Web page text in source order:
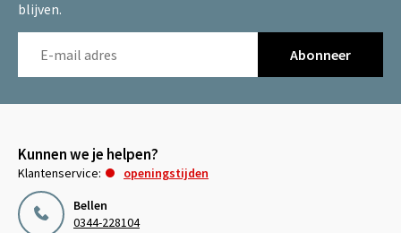
blijven.
Abonneer
Kunnen we je helpen?
Klantenservice:
openingstijden
Bellen
0344-228104